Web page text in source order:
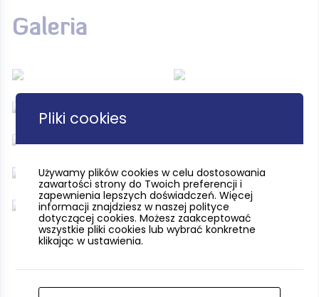
Galeria
Pliki cookies
Używamy plików cookies w celu dostosowania
zawartości strony do Twoich preferencji i
zapewnienia lepszych doświadczeń. Więcej
informacji znajdziesz w naszej polityce
dotyczącej cookies. Możesz zaakceptować
wszystkie pliki cookies lub wybrać konkretne
klikając w ustawienia.